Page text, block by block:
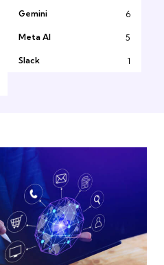
Gemini 6
Meta AI 5
Slack 1